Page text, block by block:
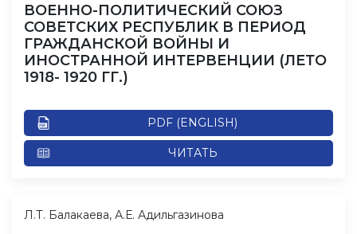
ВОЕННО-ПОЛИТИЧЕСКИЙ СОЮЗ
СОВЕТСКИХ РЕСПУБЛИК В ПЕРИОД
ГРАЖДАНСКОЙ ВОЙНЫ И
ИНОСТРАННОЙ ИНТЕРВЕНЦИИ (ЛЕТО
1918- 1920 ГГ.)
PDF (ENGLISH)
ЧИТАТЬ
Л.Т. Балакаева, А.Е. Адильгазинова